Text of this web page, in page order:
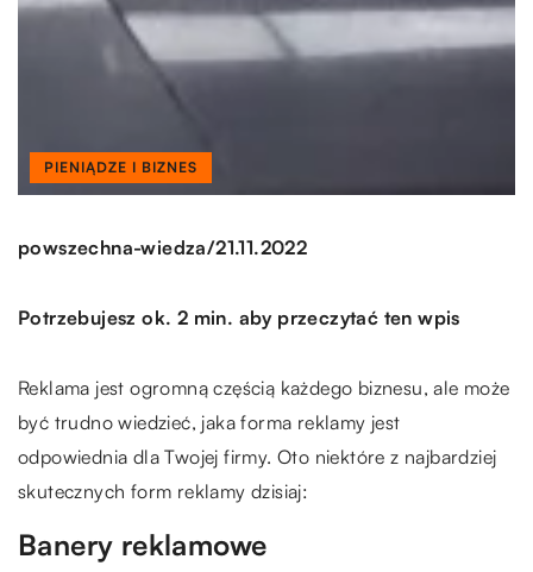
PIENIĄDZE I BIZNES
powszechna-wiedza/21.11.2022
Potrzebujesz ok. 2 min. aby przeczytać ten wpis
Reklama jest ogromną częścią każdego biznesu, ale może
być trudno wiedzieć, jaka forma reklamy jest
odpowiednia dla Twojej firmy. Oto niektóre z najbardziej
skutecznych form reklamy dzisiaj:
Banery reklamowe